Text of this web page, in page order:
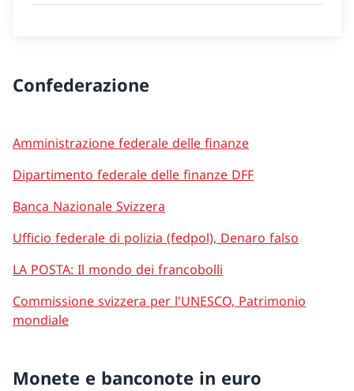
Confederazione
Amministrazione federale delle finanze
Dipartimento federale delle finanze DFF
Banca Nazionale Svizzera
Ufficio federale di polizia (fedpol), Denaro falso
LA POSTA: Il mondo dei francobolli
Commissione svizzera per l'UNESCO, Patrimonio
mondiale
Monete e banconote in euro